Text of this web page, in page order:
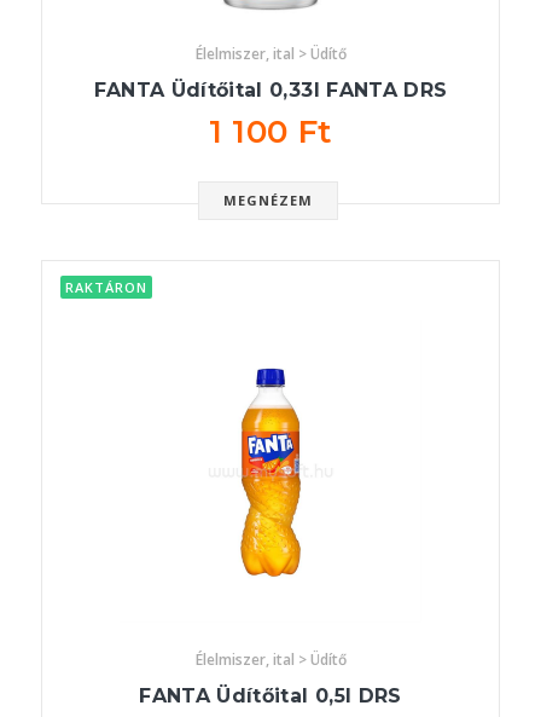
Élelmiszer, ital > Üdítő
FANTA Üdítőital 0,33l FANTA DRS
1 100 Ft
MEGNÉZEM
RAKTÁRON
Élelmiszer, ital > Üdítő
FANTA Üdítőital 0,5l DRS